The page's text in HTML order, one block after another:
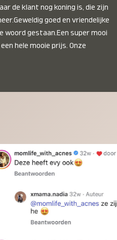
de klant nog koning is, die zijn
goed en vriendelijke
woord gestaan.Een super mooi
hele mooie prijs. Onze